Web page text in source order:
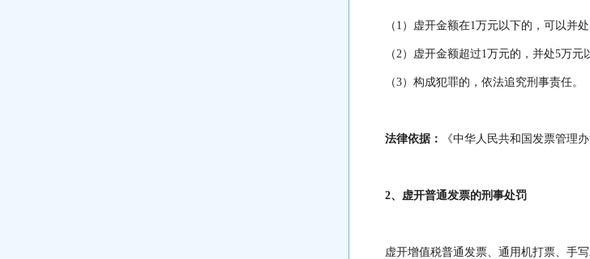
（1）虚开金额在1万元以下的，可以并
（2）虚开金额超过1万元的，并处5万元
（3）构成犯罪的，依法追究刑事责任。
法律依据： 《中华人民共和国发票管理
2、虚开普通发票的刑事处罚
虚开增值税普通发票、通用机打票、手